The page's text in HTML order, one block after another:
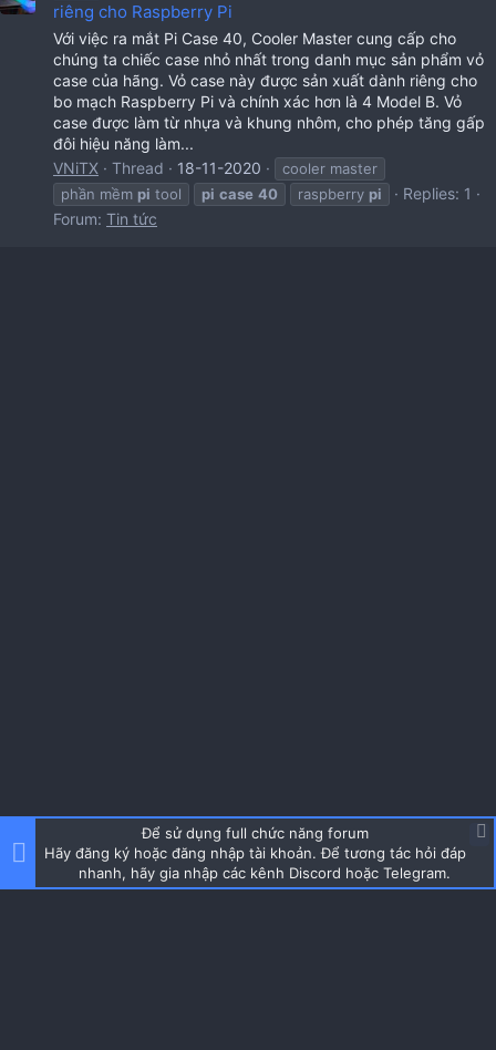
riêng cho Raspberry Pi
Với việc ra mắt Pi Case 40, Cooler Master cung cấp cho
chúng ta chiếc case nhỏ nhất trong danh mục sản phẩm vỏ
case của hãng. Vỏ case này được sản xuất dành riêng cho
bo mạch Raspberry Pi và chính xác hơn là 4 Model B. Vỏ
case được làm từ nhựa và khung nhôm, cho phép tăng gấp
đôi hiệu năng làm...
VNiTX
Thread 18-11-2020
cooler master
phần mềm pi tool pi case 40 raspberry pi
Replies: 1
Forum: Tin tức
Để sử dụng full chức năng forum
Hãy đăng ký hoặc đăng nhập tài khoản. Để tương tác hỏi đáp
nhanh, hãy gia nhập các kênh Discord hoặc Telegram.